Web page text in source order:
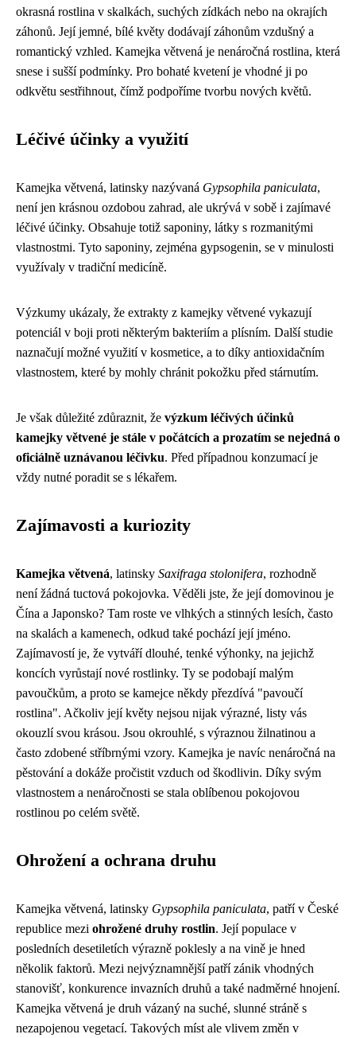
okrasná rostlina v skalkách, suchých zídkách nebo na okrajích
záhonů. Její jemné, bílé květy dodávají záhonům vzdušný a
romantický vzhled. Kamejka větvená je nenáročná rostlina, která
snese i sušší podmínky. Pro bohaté kvetení je vhodné ji po
odkvětu sestřihnout, čímž podpoříme tvorbu nových květů.
Léčivé účinky a využití
Kamejka větvená, latinsky nazývaná Gypsophila paniculata,
není jen krásnou ozdobou zahrad, ale ukrývá v sobě i zajímavé
léčivé účinky. Obsahuje totiž saponiny, látky s rozmanitými
vlastnostmi. Tyto saponiny, zejména gypsogenin, se v minulosti
využívaly v tradiční medicíně.
Výzkumy ukázaly, že extrakty z kamejky větvené vykazují
potenciál v boji proti některým bakteriím a plísním. Další studie
naznačují možné využití v kosmetice, a to díky antioxidačním
vlastnostem, které by mohly chránit pokožku před stárnutím.
Je však důležité zdůraznit, že výzkum léčivých účinků
kamejky větvené je stále v počátcích a prozatím se nejedná o
oficiálně uznávanou léčivku. Před případnou konzumací je
vždy nutné poradit se s lékařem.
Zajímavosti a kuriozity
Kamejka větvená, latinsky Saxifraga stolonifera, rozhodně
není žádná tuctová pokojovka. Věděli jste, že její domovinou je
Čína a Japonsko? Tam roste ve vlhkých a stinných lesích, často
na skalách a kamenech, odkud také pochází její jméno.
Zajímavostí je, že vytváří dlouhé, tenké výhonky, na jejichž
koncích vyrůstají nové rostlinky. Ty se podobají malým
pavoučkům, a proto se kamejce někdy přezdívá "pavoučí
rostlina". Ačkoliv její květy nejsou nijak výrazné, listy vás
okouzlí svou krásou. Jsou okrouhlé, s výraznou žilnatinou a
často zdobené stříbrnými vzory. Kamejka je navíc nenáročná na
pěstování a dokáže pročistit vzduch od škodlivin. Díky svým
vlastnostem a nenáročnosti se stala oblíbenou pokojovou
rostlinou po celém světě.
Ohrožení a ochrana druhu
Kamejka větvená, latinsky Gypsophila paniculata, patří v České
republice mezi ohrožené druhy rostlin. Její populace v
posledních desetiletích výrazně poklesly a na vině je hned
několik faktorů. Mezi nejvýznamnější patří zánik vhodných
stanovišť, konkurence invazních druhů a také nadměrné hnojení.
Kamejka větvená je druh vázaný na suché, slunné stráně s
nezapojenou vegetací. Takových míst ale vlivem změn v